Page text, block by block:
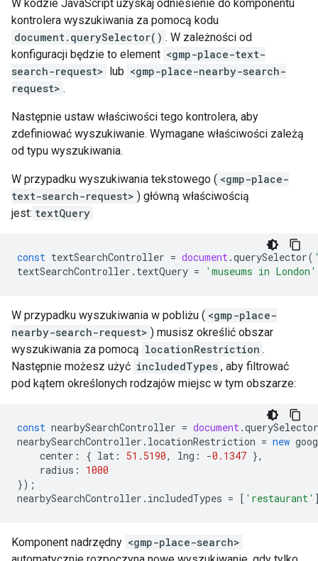
W kodzie JavaScript uzyskaj odniesienie do komponentu
kontrolera wyszukiwania za pomocą kodu
document.querySelector() . W zależności od
konfiguracji będzie to element <gmp-place-text-
search-request>
lub <gmp-place-nearby-search-
request> .
Następnie ustaw właściwości tego kontrolera, aby
zdefiniować wyszukiwanie. Wymagane właściwości zależą
od typu wyszukiwania.
W przypadku wyszukiwania tekstowego ( <gmp-place-
text-search-request> ) główną właściwością
jest: textQuery
const textSearchController = document.querySelector(
textSearchController . textQuery = 'museums in London'
W przypadku wyszukiwania w pobliżu ( <gmp-place-
nearby-search-request> ) musisz określić obszar
wyszukiwania za pomocą locationRestriction .
Następnie możesz użyć includedTypes , aby filtrować
pod kątem określonych rodzajów miejsc w tym obszarze:
const nearbySearchController = document.querySelector
nearbySearchController . locationRestriction = new
center : { lat : 51.5190, lng : -0.1347 },
radius :
1000
});
nearbySearchController . includedTypes = [ 'restaurant'
Komponent nadrzędny <gmp-place-search>